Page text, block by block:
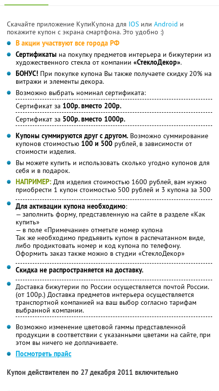
Скачайте приложение КупиКупона для IOS или Android и
покажите купон с экрана смартфона. Это удобно :)
В акции участвуют все города РФ
Сертификаты на покупку предметов интерьера и бижутерии из
художественного стекла от компании «СтеклоДекор».
БОНУС! При покупке купона Вы также получаете скидку 20% на
витражи и элементы декора.
Возможно выбрать номинал сертификата:
Сертификат за 100р. вместо 200р.
Сертификат за 500р. вместо 1000р.
Купоны суммируются друг с другом. Возможно суммирование
купонов стоимостью 100 и 500 рублей, в зависимости от
стоимости изделия.
Вы можете купить и использовать сколько угодно купонов для
себя и в подарок.
НАПРИМЕР: Для изделия стоимостью 1600 рублей, вам нужно
приобрести 1 купон стоимостью 500 рублей и 3 купона за 300
Для активации купона необходимо:
— заполнить форму, представленную на сайте в разделе «Как
купить»
— в поле «Примечание» отметьте номер купона
Так же необходимо предъявить купон в распечатанном виде,
либо продиктовать номер и код купона по телефону.
Оформить заказ также можно в студии «СтеклоДекор»
Скидка не распространяется на доставку.
Доставка бижутерии по России осуществляется почтой России.
(от 100р.) Доставка предметов интерьера осуществляется
транспортной компанией на ваш выбор согласно тарифам
выбранной компании.
Возможно изменение цветовой гаммы представленной
продукции в соответствии с указанными цветами на сайте, при
этом вы ничего не доплачиваете.
Посмотреть прайс
Купон действителен по 27 декабря 2011 включительно